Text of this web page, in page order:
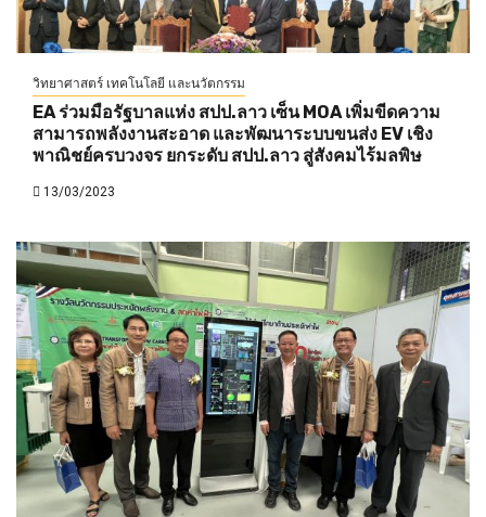
วิทยาศาสตร์ เทคโนโลยี และนวัตกรรม
EA ร่วมมือรัฐบาลแห่ง สปป.ลาว เซ็น MOA เพิ่มขีดความ
สามารถพลังงานสะอาด และพัฒนาระบบขนส่ง EV เชิง
พาณิชย์ครบวงจร ยกระดับ สปป.ลาว สู่สังคมไร้มลพิษ
13/03/2023